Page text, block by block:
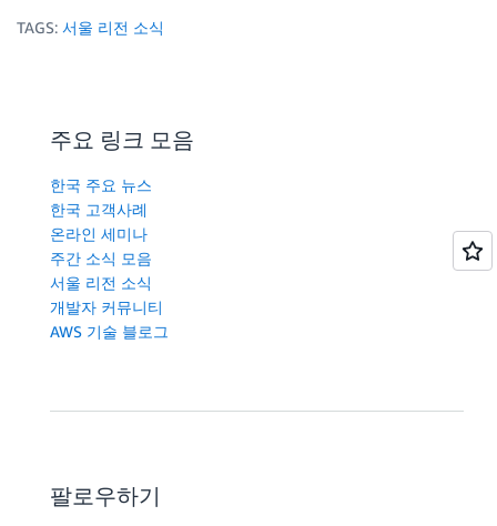
TAGS: 서울 리전 소식
주요 링크 모음
한국 주요 뉴스
한국 고객사례
온라인 세미나
주간 소식 모음
서울 리전 소식
개발자 커뮤니티
AWS 기술 블로그
팔로우하기